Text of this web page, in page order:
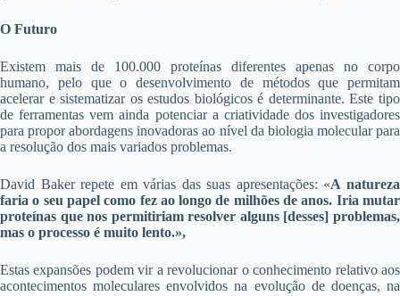
O Futuro
Existem mais de 100.000 proteínas diferentes apenas no corpo
humano, pelo que o desenvolvimento de métodos que permitam
acelerar e sistematizar os estudos biológicos é determinante. Este tipo
de ferramentas vem ainda potenciar a criatividade dos investigadores
para propor abordagens inovadoras ao nível da biologia molecular para
a resolução dos mais variados problemas.
David Baker repete em várias das suas apresentações: «A natureza
faria o seu papel como fez ao longo de milhões de anos. Iria mutar
proteínas que nos permitiriam resolver alguns [desses] problemas,
mas o processo é muito lento.»,
Estas expansões podem vir a revolucionar o conhecimento relativo aos
acontecimentos moleculares envolvidos na evolução de doenças, na